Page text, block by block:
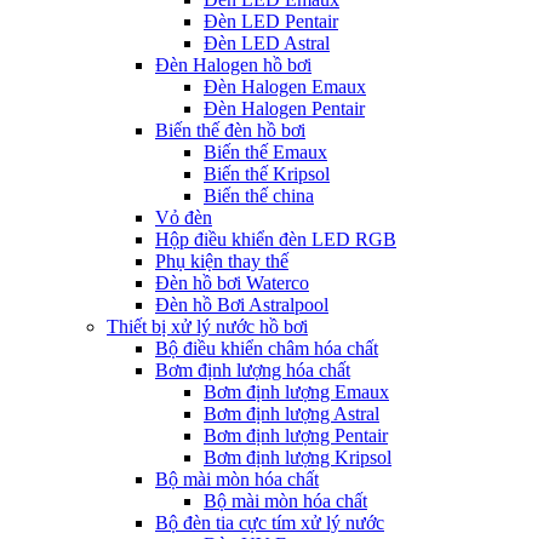
Đèn LED Pentair
Đèn LED Astral
Đèn Halogen hồ bơi
Đèn Halogen Emaux
Đèn Halogen Pentair
Biến thế đèn hồ bơi
Biến thế Emaux
Biến thế Kripsol
Biến thế china
Vỏ đèn
Hộp điều khiển đèn LED RGB
Phụ kiện thay thế
Đèn hồ bơi Waterco
Đèn hồ Bơi Astralpool
Thiết bị xử lý nước hồ bơi
Bộ điều khiển châm hóa chất
Bơm định lượng hóa chất
Bơm định lượng Emaux
Bơm định lượng Astral
Bơm định lượng Pentair
Bơm định lượng Kripsol
Bộ mài mòn hóa chất
Bộ mài mòn hóa chất
Bộ đèn tia cực tím xử lý nước